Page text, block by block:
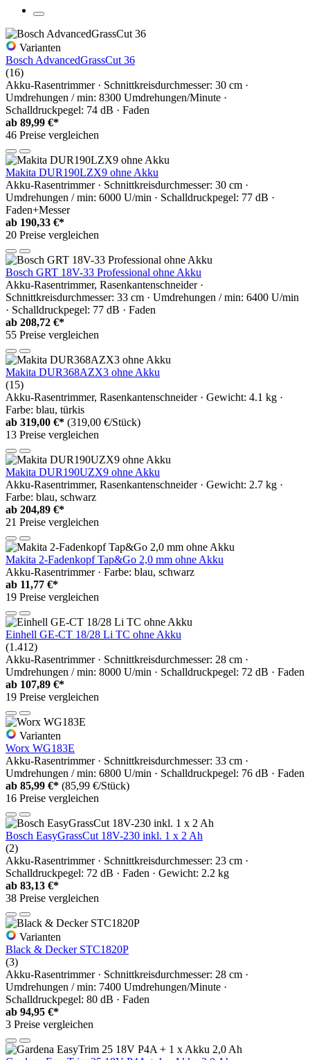
Varianten
Bosch AdvancedGrassCut 36
(16)
Akku-Rasentrimmer · Schnittkreisdurchmesser: 30 cm ·
Umdrehungen / min: 8300 Umdrehungen/Minute ·
Schalldruckpegel: 74 dB · Faden
ab 89,99 €*
46 Preise vergleichen
Makita DUR190LZX9 ohne Akku
Akku-Rasentrimmer · Schnittkreisdurchmesser: 30 cm ·
Umdrehungen / min: 6000 U/min · Schalldruckpegel: 77 dB ·
Faden+Messer
ab 190,33 €*
20 Preise vergleichen
Bosch GRT 18V-33 Professional ohne Akku
Akku-Rasentrimmer, Rasenkantenschneider ·
Schnittkreisdurchmesser: 33 cm · Umdrehungen / min: 6400 U/min
· Schalldruckpegel: 77 dB · Faden
ab 208,72 €*
55 Preise vergleichen
Makita DUR368AZX3 ohne Akku
(15)
Akku-Rasentrimmer, Rasenkantenschneider · Gewicht: 4.1 kg ·
Farbe: blau, türkis
ab 319,00 €* (319,00 €/Stück)
13 Preise vergleichen
Makita DUR190UZX9 ohne Akku
Akku-Rasentrimmer, Rasenkantenschneider · Gewicht: 2.7 kg ·
Farbe: blau, schwarz
ab 204,89 €*
21 Preise vergleichen
Makita 2-Fadenkopf Tap&Go 2,0 mm ohne Akku
Akku-Rasentrimmer · Farbe: blau, schwarz
ab 11,77 €*
19 Preise vergleichen
Einhell GE-CT 18/28 Li TC ohne Akku
(1.412)
Akku-Rasentrimmer · Schnittkreisdurchmesser: 28 cm ·
Umdrehungen / min: 8000 U/min · Schalldruckpegel: 72 dB · Faden
ab 107,89 €*
19 Preise vergleichen
Varianten
Worx WG183E
Akku-Rasentrimmer · Schnittkreisdurchmesser: 33 cm ·
Umdrehungen / min: 6800 U/min · Schalldruckpegel: 76 dB · Faden
ab 85,99 €* (85,99 €/Stück)
16 Preise vergleichen
Bosch EasyGrassCut 18V-230 inkl. 1 x 2 Ah
(2)
Akku-Rasentrimmer · Schnittkreisdurchmesser: 23 cm ·
Schalldruckpegel: 72 dB · Faden · Gewicht: 2.2 kg
ab 83,13 €*
38 Preise vergleichen
Varianten
Black & Decker STC1820P
(3)
Akku-Rasentrimmer · Schnittkreisdurchmesser: 28 cm ·
Umdrehungen / min: 7400 Umdrehungen/Minute ·
Schalldruckpegel: 80 dB · Faden
ab 94,95 €*
3 Preise vergleichen